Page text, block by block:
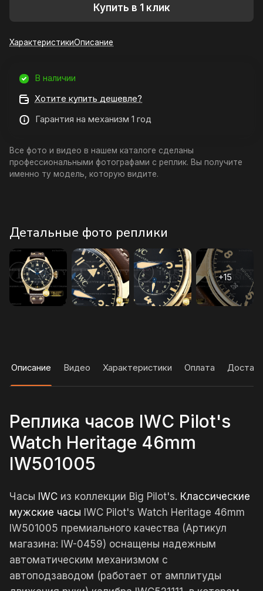
Купить в 1 клик
ХарактеристикиОписание
В наличии
Хотите купить дешевле?
Гарантия на механизм 1 год
Все фото и видео в нашем каталоге сделаны
профессиональными фотографами с реплик. Вы получите
именно ту модель, которую видите.
Детальные фото реплики
Описание Видео Характеристики Оплата
Реплика часов IWC Pilot's
Watch Heritage 46mm
IW501005
Часы IWC из коллекции Big Pilot's. Классические
мужские часы IWC Pilot's Watch Heritage 46mm
IW501005 премиального качества (Артикул
магазина: IW-0459) оснащены надежным
автоматическим механизмом с
автоподзаводом (работает от амплитуды